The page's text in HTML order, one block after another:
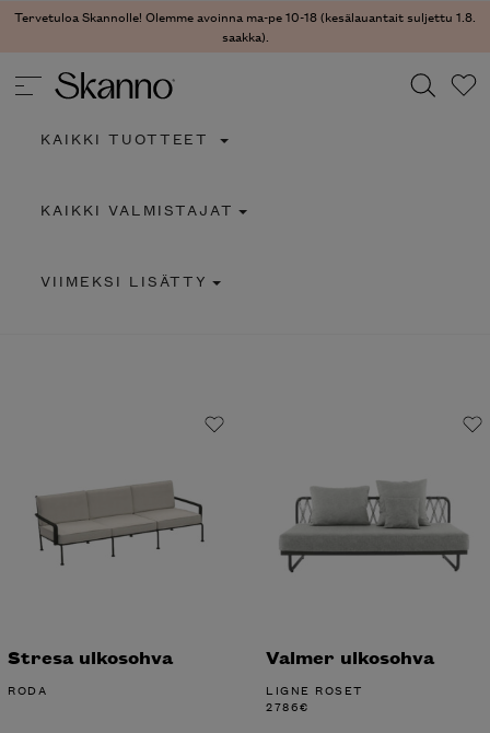
Tervetuloa Skannolle! Olemme avoinna ma-pe 10-18 (kesälauantait suljettu 1.8.
saakka).
Type 2 or more characters for results.
KAIKKI TUOTTEET
KAIKKI VALMISTAJAT
VIIMEKSI LISÄTTY
Stresa ulkosohva
RODA
Valmer ulkosohva
LIGNE ROSET
2786€